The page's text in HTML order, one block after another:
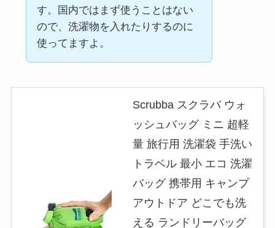
す。国内ではまず使うことはない
ので、洗濯物を入れたりするのに
使ってますよ。
Scrubba スクラバ ウォ
ッシュバッグ ミニ 超軽
量 旅行用 洗濯袋 手洗い
トラベル 最小 エコ 洗濯
バッグ 携帯用 キャンプ
アウトドア どこでも洗
える ランドリーバッグ